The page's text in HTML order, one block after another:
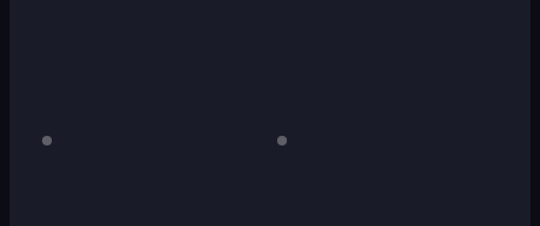
black
Hanya
blue
Hanya